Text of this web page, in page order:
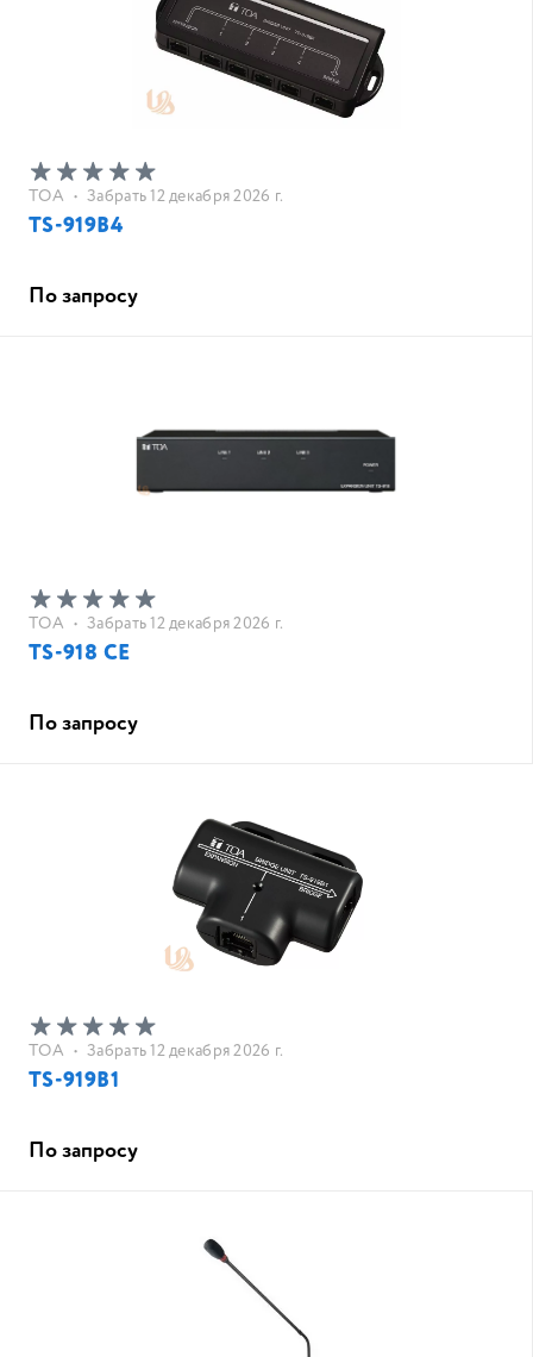
TOA • Забрать 12 декабря 2026 г.
TS-919B4
По запросу
TOA • Забрать 12 декабря 2026 г.
TS-918 CE
По запросу
TOA • Забрать 12 декабря 2026 г.
TS-919B1
По запросу